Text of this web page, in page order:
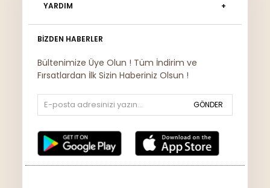
YARDIM
BIZDEN HABERLER
Bültenimize Üye Olun ! Tüm İndirim ve
Fırsatlardan İlk Sizin Haberiniz Olsun !
GÖNDER